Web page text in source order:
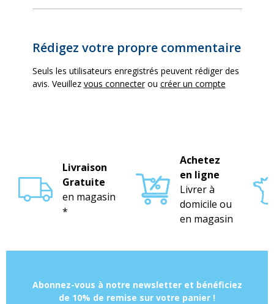
Rédigez votre propre commentaire
Seuls les utilisateurs enregistrés peuvent rédiger des
avis. Veuillez vous connecterou créer un compte
Livraison
Gratuite
en magasin
*
Achetez
en ligne
Livrer à
domicile ou
en magasin
Abonnez-vous à notre newsletter et bénéficiez
de 10% de remise sur votre panier !